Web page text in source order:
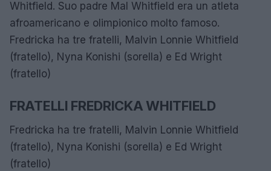
Whitfield. Suo padre Mal Whitfield era un atleta
afroamericano e olimpionico molto famoso.
Fredricka ha tre fratelli, Malvin Lonnie Whitfield
(fratello), Nyna Konishi (sorella) e Ed Wright
(fratello)
FRATELLI FREDRICKA WHITFIELD
Fredricka ha tre fratelli, Malvin Lonnie Whitfield
(fratello), Nyna Konishi (sorella) e Ed Wright
(fratello)